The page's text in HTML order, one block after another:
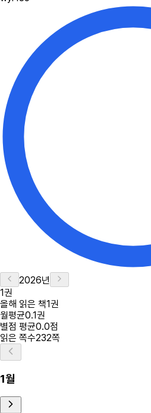
2026년
1권
올해 읽은 책1권
월평균0.1권
별점 평균0.0점
읽은 쪽수232쪽
1월